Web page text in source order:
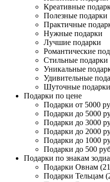
Креативные
Полезные подарки
Практичные
Нужные подарки
Лучшие подарки
Романтические
Стильные подарки
Уникальные
Удивительные
Шуточные подарки
Подарки по цене
Подарки от 5000
Подарки до 5000
Подарки до 3000
Подарки до 2000
Подарки до 1000
Подарки до 500
Подарки по знакам
Подарки Овнам
Подарки Тельцам